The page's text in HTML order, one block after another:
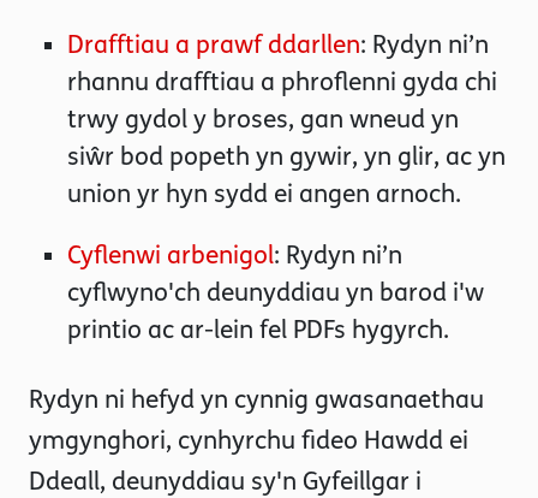
Drafftiau a prawf ddarllen: Rydyn ni’n
rhannu drafftiau a phroflenni gyda chi
trwy gydol y broses, gan wneud yn
siŵr bod popeth yn gywir, yn glir, ac yn
union yr hyn sydd ei angen arnoch.
Cyflenwi arbenigol: Rydyn ni’n
cyflwyno'ch deunyddiau yn barod i'w
printio ac ar-lein fel PDFs hygyrch.
Rydyn ni hefyd yn cynnig gwasanaethau
ymgynghori, cynhyrchu fideo Hawdd ei
Ddeall, deunyddiau sy'n Gyfeillgar i